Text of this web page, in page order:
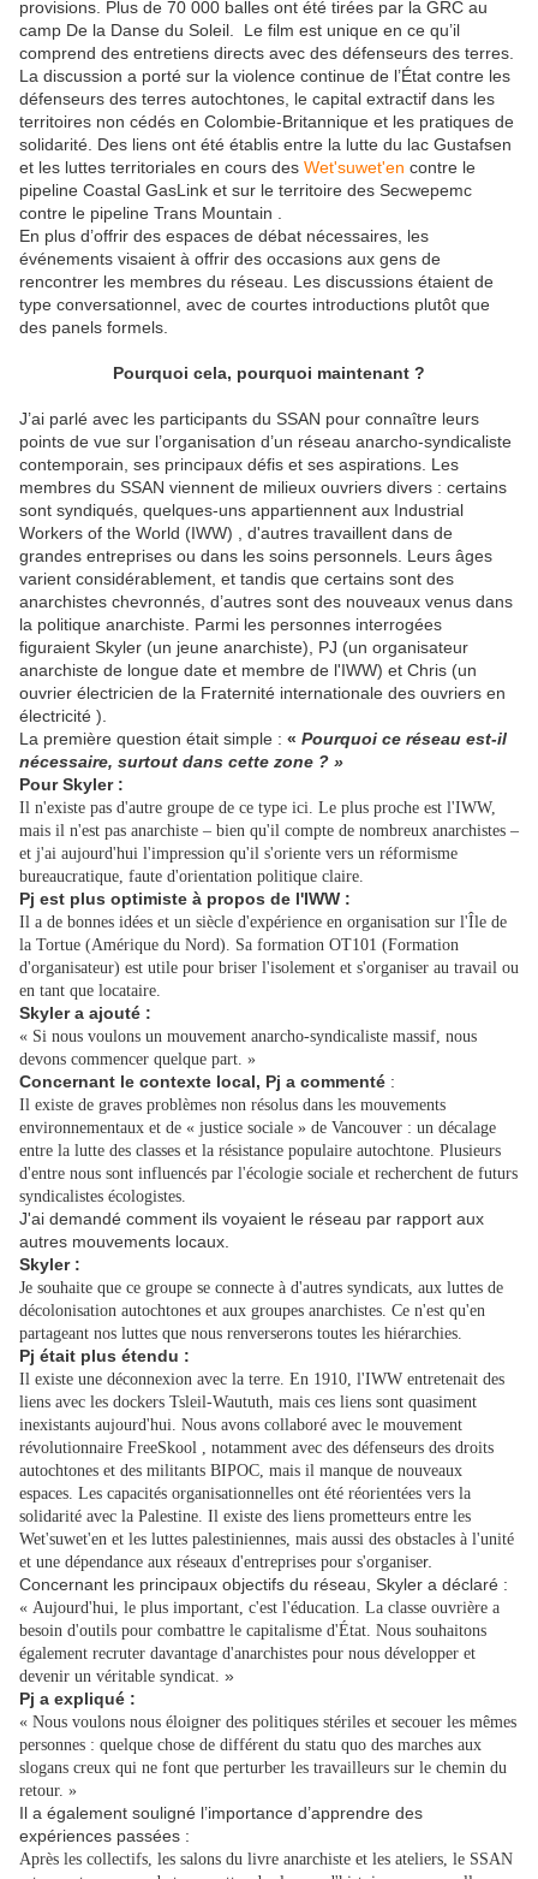
provisions. Plus de 70 000 balles ont été tirées par la GRC au
camp De la Danse du Soleil. Le film est unique en ce qu’il
comprend des entretiens directs avec des défenseurs des terres.
La discussion a porté sur la violence continue de l’État contre les
défenseurs des terres autochtones, le capital extractif dans les
territoires non cédés en Colombie-Britannique et les pratiques de
solidarité. Des liens ont été établis entre la lutte du lac Gustafsen
et les luttes territoriales en cours des Wet'suwet'en contre le
pipeline Coastal GasLink et sur le territoire des Secwepemc
contre le pipeline Trans Mountain .
En plus d’offrir des espaces de débat nécessaires, les
événements visaient à offrir des occasions aux gens de
rencontrer les membres du réseau. Les discussions étaient de
type conversationnel, avec de courtes introductions plutôt que
des panels formels.
Pourquoi cela, pourquoi maintenant ?
J’ai parlé avec les participants du SSAN pour connaître leurs
points de vue sur l’organisation d’un réseau anarcho-syndicaliste
contemporain, ses principaux défis et ses aspirations. Les
membres du SSAN viennent de milieux ouvriers divers : certains
sont syndiqués, quelques-uns appartiennent aux Industrial
Workers of the World (IWW) , d'autres travaillent dans de
grandes entreprises ou dans les soins personnels. Leurs âges
varient considérablement, et tandis que certains sont des
anarchistes chevronnés, d’autres sont des nouveaux venus dans
la politique anarchiste. Parmi les personnes interrogées
figuraient Skyler (un jeune anarchiste), PJ (un organisateur
anarchiste de longue date et membre de l'IWW) et Chris (un
ouvrier électricien de la Fraternité internationale des ouvriers en
électricité ).
La première question était simple : « Pourquoi ce réseau est-il
nécessaire, surtout dans cette zone ? »
Pour Skyler :
Il n'existe pas d'autre groupe de ce type ici. Le plus proche est l'IWW,
mais il n'est pas anarchiste – bien qu'il compte de nombreux anarchistes –
et j'ai aujourd'hui l'impression qu'il s'oriente vers un réformisme
bureaucratique, faute d'orientation politique claire.
Pj est plus optimiste à propos de l'IWW :
Il a de bonnes idées et un siècle d'expérience en organisation sur l'Île de
la Tortue (Amérique du Nord). Sa formation OT101 (Formation
d'organisateur) est utile pour briser l'isolement et s'organiser au travail ou
en tant que locataire.
Skyler a ajouté :
« Si nous voulons un mouvement anarcho-syndicaliste massif, nous
devons commencer quelque part. »
Concernant le contexte local, Pj a commenté :
Il existe de graves problèmes non résolus dans les mouvements
environnementaux et de « justice sociale » de Vancouver : un décalage
entre la lutte des classes et la résistance populaire autochtone. Plusieurs
d'entre nous sont influencés par l'écologie sociale et recherchent de futurs
syndicalistes écologistes.
J'ai demandé comment ils voyaient le réseau par rapport aux
autres mouvements locaux.
Skyler :
Je souhaite que ce groupe se connecte à d'autres syndicats, aux luttes de
décolonisation autochtones et aux groupes anarchistes. Ce n'est qu'en
partageant nos luttes que nous renverserons toutes les hiérarchies.
Pj était plus étendu :
Il existe une déconnexion avec la terre. En 1910, l'IWW entretenait des
liens avec les dockers Tsleil-Waututh, mais ces liens sont quasiment
inexistants aujourd'hui. Nous avons collaboré avec le mouvement
révolutionnaire FreeSkool , notamment avec des défenseurs des droits
autochtones et des militants BIPOC, mais il manque de nouveaux
espaces. Les capacités organisationnelles ont été réorientées vers la
solidarité avec la Palestine. Il existe des liens prometteurs entre les
Wet'suwet'en et les luttes palestiniennes, mais aussi des obstacles à l'unité
et une dépendance aux réseaux d'entreprises pour s'organiser.
Concernant les principaux objectifs du réseau, Skyler a déclaré :
« Aujourd'hui, le plus important, c'est l'éducation. La classe ouvrière a
besoin d'outils pour combattre le capitalisme d'État. Nous souhaitons
également recruter davantage d'anarchistes pour nous développer et
devenir un véritable syndicat. »
Pj a expliqué :
« Nous voulons nous éloigner des politiques stériles et secouer les mêmes
personnes : quelque chose de différent du statu quo des marches aux
slogans creux qui ne font que perturber les travailleurs sur le chemin du
retour. »
Il a également souligné l’importance d’apprendre des
expériences passées :
Après les collectifs, les salons du livre anarchiste et les ateliers, le SSAN